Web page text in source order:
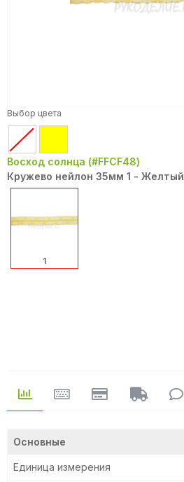
Основные
Единица измерения
Выбор цвета
Восход солнца (#FFCF48)
Кружево нейлон 35мм 1 - Желтый
1